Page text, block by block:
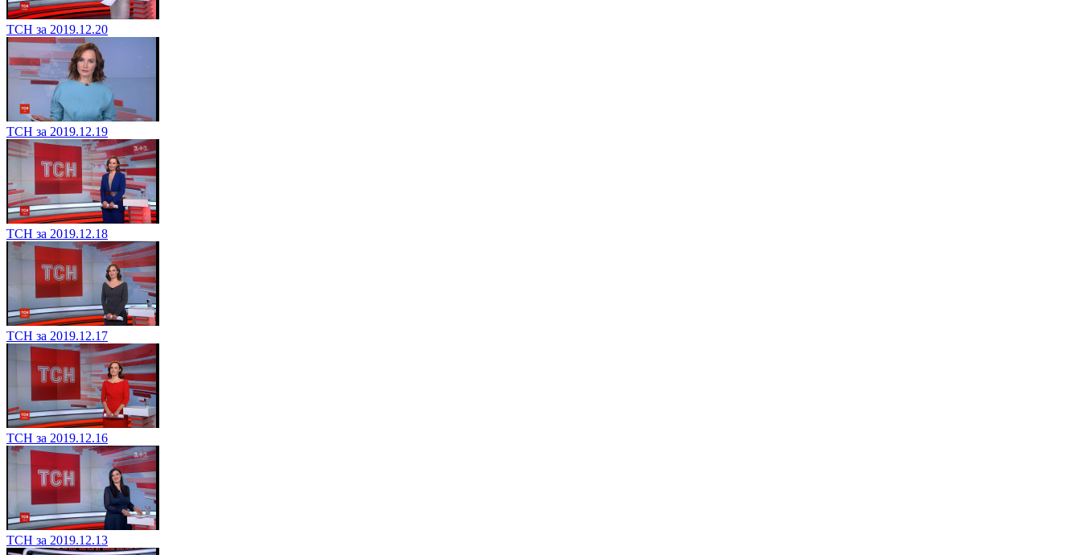
ТСН за 2019.12.20
ТСН за 2019.12.19
ТСН за 2019.12.18
ТСН за 2019.12.17
ТСН за 2019.12.16
ТСН за 2019.12.13